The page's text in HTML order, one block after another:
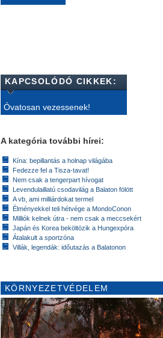
KAPCSOLÓDÓ CIKKEK:
Óvatosan vezessenek!
A kategória további hírei:
Kína: bepillantás a holnap világába
Fedezze fel a Tisza-tavat!
Nem csak a tengerpart hívogat
Levendulaillatú csodavilág a Balaton fölött
A vb, ami milliárdokat termel
Élményekkel teli hétvége a MondoConon
Milliók kelnek útra - nem csak a meccsekért
Japán és Korea beköltözik a Hungexpóra
Átalakult a sportzóna
Villák, legendák: időutazás a Balatonon
KÖRNYEZETVÉDELEM